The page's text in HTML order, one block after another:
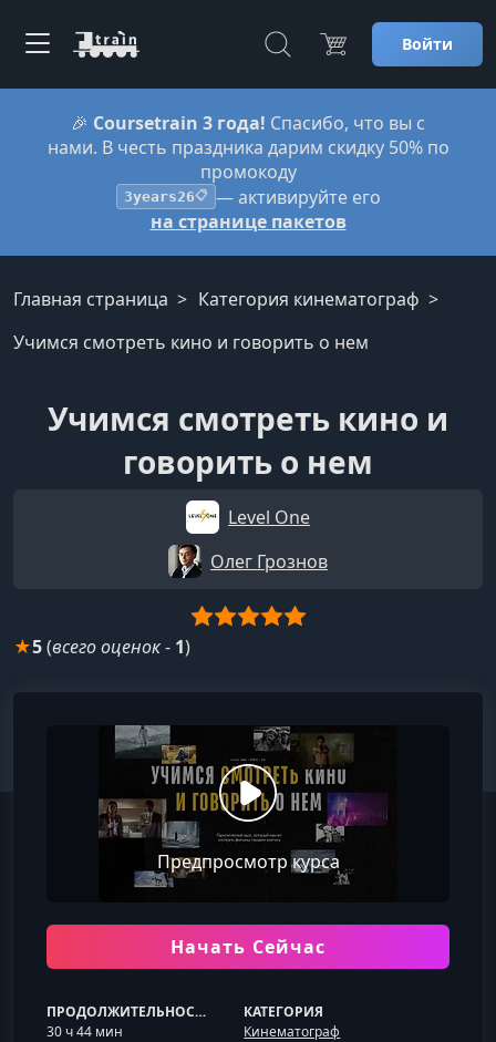
Войти
🎉 Coursetrain 3 года! Спасибо, что вы с
нами. В честь праздника дарим скидку 50% по
промокоду
3years26📋 — активируйте его
на странице пакетов
Главная страница
Категория кинематограф
Учимся смотреть кино и говорить о нем
Учимся смотреть кино и
говорить о нем
Level One
Олег Грознов
★5(всего оценок- 1)
Предпросмотр курса
Начать Сейчас
ПРОДОЛЖИТЕЛЬНОСТЬ
30 ч 44 мин
КАТЕГОРИЯ
Кинематограф